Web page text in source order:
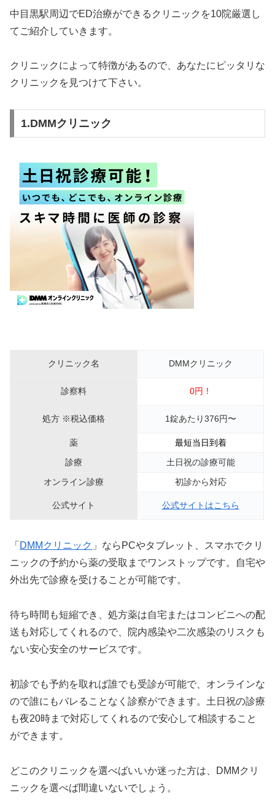
中目黒駅周辺でED治療ができるクリニックを10院厳選し
てご紹介していきます。
クリニックによって特徴があるので、あなたにピッタリな
クリニックを見つけて下さい。
1.DMMクリニック
クリニック名 DMMクリニック
診察料 0円！
処方 ※税込価格 1錠あたり376円〜
薬
最短当日到着
診療
土日祝の診療可能
オンライン診療
初診から対応
公式サイト 公式サイトはこちら
「 DMMクリニック 」ならPCやタブレット、スマホでクリ
ニックの予約から薬の受取までワンストップです。自宅や
外出先で診療を受けることが可能です。
待ち時間も短縮でき、処方薬は自宅またはコンビニへの配
送も対応してくれるので、院内感染や二次感染のリスクも
ない安心安全のサービスです。
初診でも予約を取れば誰でも受診が可能で、オンラインな
ので誰にもバレることなく診察ができます。土日祝の診療
も夜20時まで対応してくれるので安心して相談すること
ができます。
どこのクリニックを選べばいいか迷った方は、DMMクリ
ニックを選べば間違いないでしょう。